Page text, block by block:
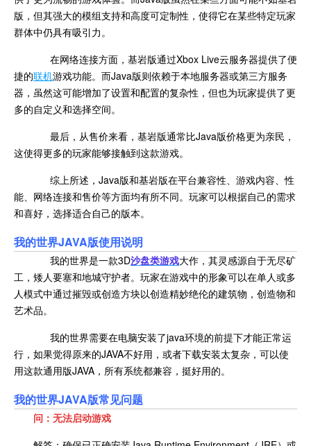
版，但其强大的模组支持和高度可定制性，使得它在某些特定玩家
群体中仍具有吸引力。
在网络连接方面，基岩版通过Xbox Live云服务器提供了便
捷的联机游戏功能。而Java版则依赖于本地服务器或第三方服务
器，虽然这可能增加了设置和配置的复杂性，但也为玩家提供了更
多的自定义和选择空间。
最后，从售价来看，基岩版通常比Java版价格更为亲民，
这使得更多的玩家能够接触到这款游戏。
综上所述，Java版和基岩版在平台兼容性、游戏内容、性
能、网络连接和售价等方面均有所不同。玩家可以根据自己的需求
和喜好，选择适合自己的版本。
我的世界JAVA版使用说明
我的世界是一款3D沙盘类游戏大作，其灵感源自于无尽矿
工，矮人要塞和地城守护者。玩家在游戏中的形象可以在单人或多
人模式中通过摧毁或创造方块以创造精妙绝伦的建筑物，创造物和
艺术品。
我的世界需要在电脑安装了java环境的前提下才能正常运
行，如果觉得原来的JAVA不好用，或者下载安装太复杂，可以使
用这款通用版JAVA，所有系统都兼容，挺好用的。
我的世界JAVA版常见问题
问：无法启动游戏